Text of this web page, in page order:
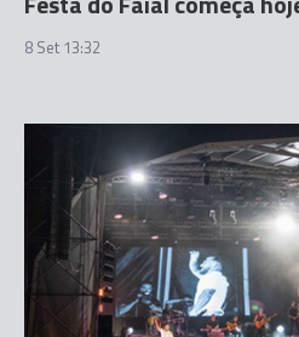
8 Set 13:32